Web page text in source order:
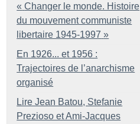
« Changer le monde. Histoire
du mouvement communiste
libertaire 1945-1997 »
En 1926... et 1956 :
Trajectoires de l’anarchisme
organisé
Lire Jean Batou, Stefanie
Prezioso et Ami-Jacques